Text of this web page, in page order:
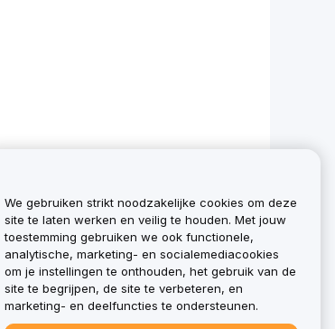
We gebruiken strikt noodzakelijke cookies om deze
site te laten werken en veilig te houden. Met jouw
toestemming gebruiken we ook functionele,
analytische, marketing- en socialemediacookies
om je instellingen te onthouden, het gebruik van de
site te begrijpen, de site te verbeteren, en
marketing- en deelfuncties te ondersteunen.